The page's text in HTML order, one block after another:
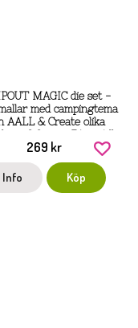
MAGIC die set -
med campingtema
AALL & Create olika
den minsta på 1,9
269 kr
Info Köp